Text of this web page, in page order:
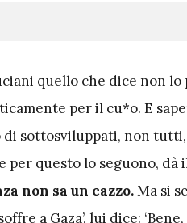
quello che dice non
per il cu*o. E
di sottosviluppati, non
per questo lo seguono, dà
non sa un cazzo.Ma si
a Gaza’, lui dice: